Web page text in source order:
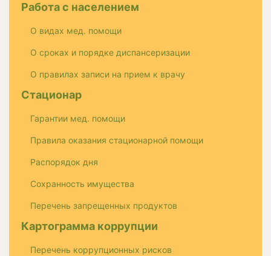
Работа с населением
О видах мед. помощи
О сроках и порядке диспансеризации
О правилах записи на прием к врачу
Стационар
Гарантии мед. помощи
Правила оказания стационарной помощи
Распорядок дня
Сохранность имущества
Перечень запрещенных продуктов
Картограмма коррупции
Перечень коррупционных рисков